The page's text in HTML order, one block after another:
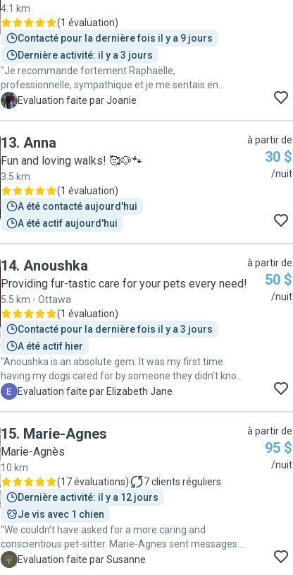
4.1 km
(1 évaluation)
Contacté pour la dernière fois il y a 9 jours
Dernière activité: il y a 3 jours
"Je recommande fortement Raphaëlle,
professionnelle, sympathique et je me sentais en
grande confiance de lui laisser mon chien !! Hésitez pas
J Evaluation faite par Joanie
13. Anna
Fun and loving walks! 🥰🐶🐾
3.5 km
(1 évaluation)
A été contacté aujourd'hui
A été actif aujourd'hui
à partir de
30 $
/nuit
14. Anoushka
Providing fur-tastic care for your pets every need!
5.5 km - Ottawa
(1 évaluation)
Contacté pour la dernière fois il y a 3 jours
A été actif hier
"Anoushka is an absolute gem. It was my first time
having my dogs cared for by someone they didn’t know.
They warmed up to her sweet and calm energy right
was excellent, she sent updates and pics of the dogs
while I was away, and I was able to enjoy my trip without
worrying at all about my pets. I would definitely
recommend her to anyone in need of an in-home pet
sitter."
E Evaluation faite par Elizabeth Jane
à partir de
50 $
/nuit
15. Marie-Agnes
Marie-Agnès
10 km
(17 évaluations) 7clients réguliers
Dernière activité: il y a 12 jours
Je vis avec 1 chien
"We couldn’t have asked for a more caring and
conscientious pet-sitter. Marie-Agnes sent messages
and pictures daily and ensured our pets were loved and
S Evaluation faite par Susanne
à partir de
95 $
/nuit